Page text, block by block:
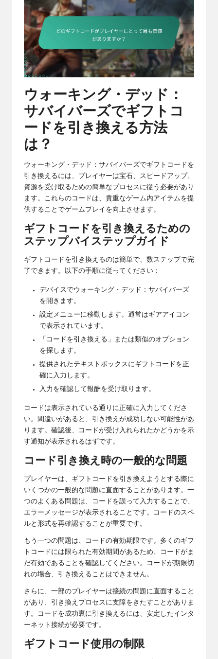
ウォーキング・デッド：
サバイバーズでギフトコ
ードを引き換える方法
は？
ウォーキング・デッド：サバイバーズでギフトコードを
引き換えるには、プレイヤーは宝石、スピードアップ、
資源を受け取るための簡単なプロセスに従う必要があり
ます。これらのコードは、貴重なゲーム内アイテムを提
供することでゲームプレイを向上させます。
ギフトコードを引き換えるための
ステップバイステップガイド
ギフトコードを引き換えるのは簡単で、数ステップで完
了できます。以下の手順に従ってください：
デバイスでウォーキング・デッド：サバイバーズ
を開きます。
設定メニューに移動します。通常はギアアイコン
で表示されています。
「コードを引き換える」または類似のオプション
を探します。
提供されたテキストボックスにギフトコードを正
確に入力します。
入力を確認して報酬を受け取ります。
コードは表示されている通りに正確に入力してくださ
い。間違いがあると、引き換えが成功しない可能性があ
ります。確認後、コードが受け入れられたかどうかを示
す通知が表示されるはずです。
コード引き換え時の一般的な問題
プレイヤーは、ギフトコードを引き換えようとする際に
いくつかの一般的な問題に直面することがあります。一
つのよくある問題は、コードを誤って入力することで、
エラーメッセージが表示されることです。コードのスペ
ルと形式を再確認することが重要です。
もう一つの問題は、コードの有効期限です。多くのギフ
トコードには限られた有効期間があるため、コードがま
だ有効であることを確認してください。コードが期限切
れの場合、引き換えることはできません。
さらに、一部のプレイヤーは接続の問題に直面すること
があり、引き換えプロセスに支障をきたすことがありま
す。コードを成功裏に引き換えるには、安定したインタ
ーネット接続が必要です。
ギフトコード使用の制限